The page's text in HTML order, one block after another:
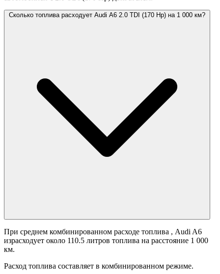
Сколько топлива расходует Audi A6 2.0 TDI (170 Hp) на 1 000 км?
При среднем комбинированном расходе топлива , Audi A6
израсходует около 110.5 литров топлива на расстояние 1 000
км.
Расход топлива составляет в комбинированном режиме.